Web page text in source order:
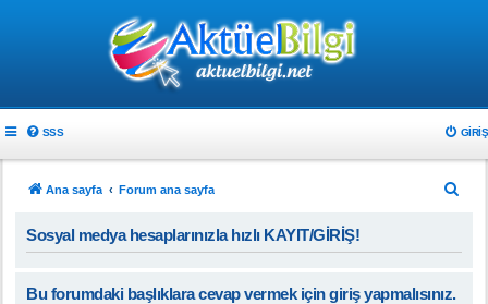
SSS GIRIŞ
Ana sayfa Forum ana sayfa
Sosyal medya hesaplarınızla hızlı KAYIT/GİRİŞ!
Bu forumdaki başlıklara cevap vermek için giriş yapmalısınız.